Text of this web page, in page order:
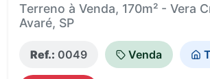
Terreno à Venda, 170m² - Vera
Avaré, SP
Ref.: 0049 Venda